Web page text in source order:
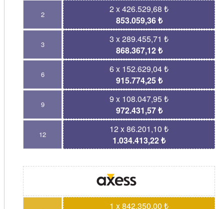
2
2 x 426.529,68 ₺
853.059,36 ₺
3
3 x 289.455,71 ₺
868.367,12 ₺
6
6 x 152.629,04 ₺
915.774,25 ₺
9
9 x 108.047,95 ₺
972.431,57 ₺
12
12 x 86.201,10 ₺
1.034.413,22 ₺
1 x 842.350,00 ₺